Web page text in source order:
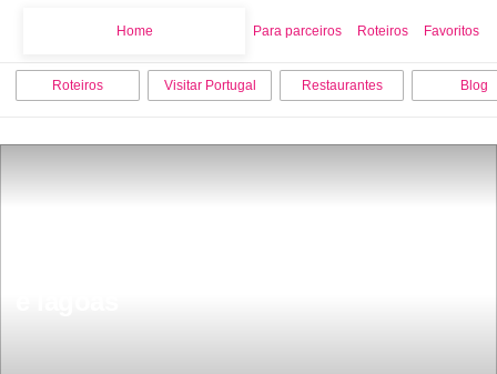
Home Para parceiros Roteiros Favoritos
Roteiros Visitar Portugal Restaurantes Blog